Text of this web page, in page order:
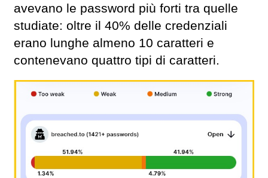
avevano le password più forti tra quelle
studiate: oltre il 40% delle credenziali
erano lunghe almeno 10 caratteri e
contenevano quattro tipi di caratteri.